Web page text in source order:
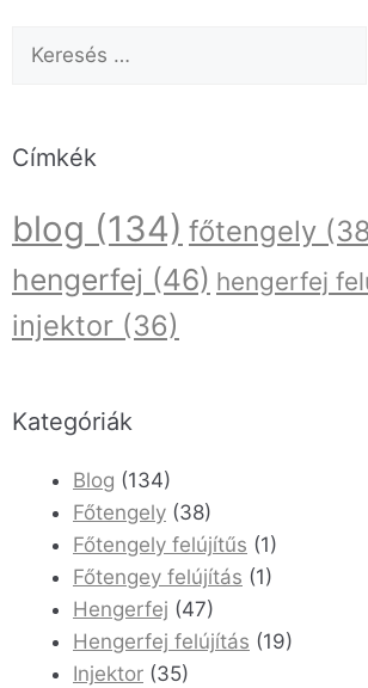
Címkék
blog (134) főtengely
hengerfej (46) hengerfej
injektor (36)
Kategóriák
Blog (134)
Főtengely (38)
Főtengely felújítűs (1)
Főtengey felújítás (1)
Hengerfej (47)
Hengerfej felújítás (19)
Injektor (35)